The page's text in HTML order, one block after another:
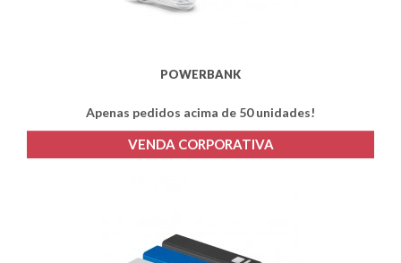
POWERBANK
Apenas pedidos acima de 50 unidades!
VENDA CORPORATIVA